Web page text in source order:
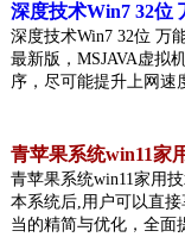
深度技术Win7 32位
深度技术Win7 32位 万
最新版，MSJAVA虚拟
序，尽可能提升上网速
青苹果系统win11家
青苹果系统win11家用
本系统后,用户可以直
当的精简与优化，全面